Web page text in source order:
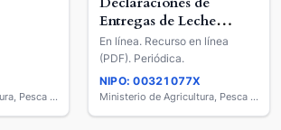
Ministerio de Agricultura, Pesca y Alimentación
Entregas de Leche
Cruda a los Primeros
Compradores : Ovino y
Caprino de Leche
En línea. Recurso en línea
(PDF). Periódica.
NIPO: 00321077X
Ministerio de Agricultura, Pesca y Alimentación